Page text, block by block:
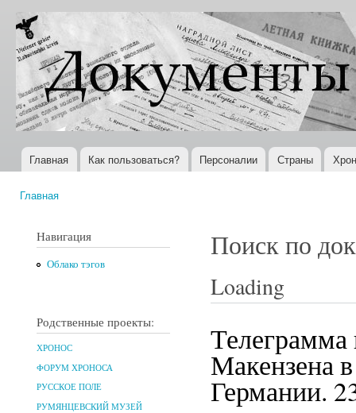
Документы
XX века
Всемирная
история в
Интернете
Главное меню
Главная Как пользоваться? Персоналии Страны
Главная
Навигация
Облако тэгов
Родственные проекты:
ХРОНОС
ФОРУМ ХРОНОСА
РУССКОЕ ПОЛЕ
РУМЯНЦЕВСКИЙ МУЗЕЙ
Поиск по
Loading
Макензена
Германии.